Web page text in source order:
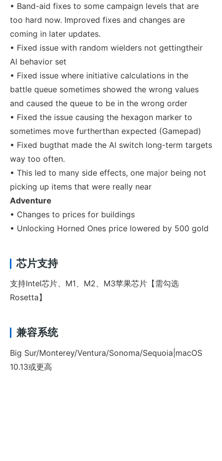
• Band-aid fixes to some campaign levels that are
too hard now. Improved fixes and changes are
coming in later updates.
• Fixed issue with random wielders not gettingtheir
Al behavior set
• Fixed issue where initiative calculations in the
battle queue sometimes showed the wrong values
and caused the queue to be in the wrong order
• Fixed the issue causing the hexagon marker to
sometimes move furtherthan expected (Gamepad)
• Fixed bugthat made the Al switch long-term targets
way too often.
• This led to many side effects, one major being not
picking up items that were really near
Adventure
• Changes to prices for buildings
• Unlocking Horned Ones price lowered by 500 gold
芯片支持
支持Intel芯片、M1、M2、M3苹果芯片【需勾选
Rosetta】
兼容系统
Big Sur/Monterey/Ventura/Sonoma/Sequoia|macOS
10.13或更高